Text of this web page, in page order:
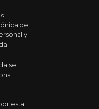
de
y
se
esta